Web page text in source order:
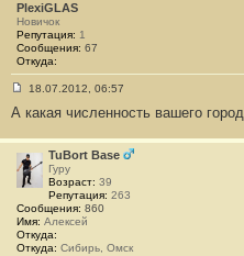
PlexiGLAS
Новичок
Репутация: 1
Сообщения: 67
Откуда:
о
б
щ
е
н
и
е
#
1
3
18.07.2012, 06:57
А какая численность вашего
TuBort Base
Гуру
Возраст: 39
Репутация: 263
Сообщения: 860
Имя: Алексей
Откуда:
Откуда: Сибирь, Омск